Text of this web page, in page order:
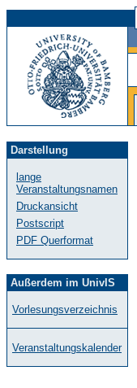
Darstellung
lange
Veranstaltungsnamen
Druckansicht
Postscript
PDF Querformat
Außerdem im UnivIS
Vorlesungsverzeichnis
Veranstaltungskalender